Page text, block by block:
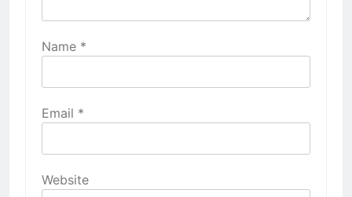
Name *
Email *
Website